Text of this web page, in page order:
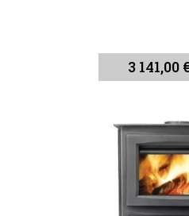
3 141,00 €